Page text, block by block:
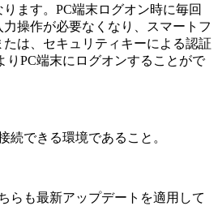
ます。PC端末ログオン時に毎回
操作が必要なくなり、スマートフ
は、セキュリティキーによる認証
りPC端末にログオンすることがで
続できる環境であること。
らも最新アップデートを適用して